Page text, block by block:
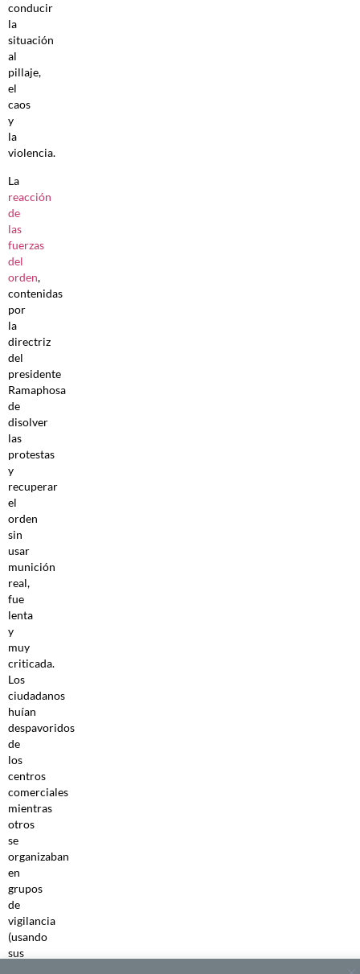
conducir
la
situación
al
pillaje,
el
caos
y
la
violencia.
La
reacción
de
las
fuerzas
del
orden,
contenidas
por
la
directriz
del
presidente
Ramaphosa
de
disolver
las
protestas
y
recuperar
el
orden
sin
usar
munición
real,
fue
lenta
y
muy
criticada.
Los
ciudadanos
huían
despavoridos
de
los
centros
comerciales
mientras
otros
se
organizaban
en
grupos
de
vigilancia
(usando
sus